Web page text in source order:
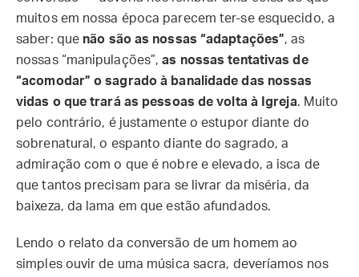
muitos em nossa época parecem ter-se esquecido, a
saber: que não são as nossas “adaptações”, as
nossas “manipulações”,as nossas tentativas de
“acomodar” o sagrado à banalidade das nossas
vidas o que trará as pessoas de volta à Igreja. Muito
pelo contrário, é justamente o estupor diante do
sobrenatural, o espanto diante do sagrado, a
admiração com o que é nobre e elevado, a isca de
que tantos precisam para se livrar da miséria, da
baixeza, da lama em que estão afundados.
Lendo o relato da conversão de um homem ao
simples ouvir de uma música sacra, deveríamos nos